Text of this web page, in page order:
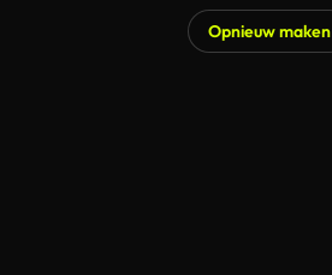
Opnieuw maken